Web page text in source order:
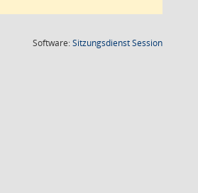
Software:SitzungsdienstSession(Wird in